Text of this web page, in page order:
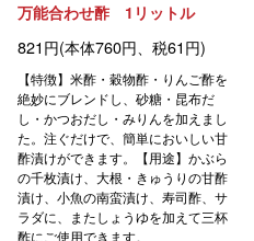
万能合わせ酢 1リットル
821円(本体760円、税61円)
【特徴】米酢・穀物酢・りんご酢を
絶妙にブレンドし、砂糖・昆布だ
し・かつおだし・みりんを加えまし
た。注ぐだけで、簡単においしい甘
酢漬けができます。【用途】かぶら
の千枚漬け、大根・きゅうりの甘酢
漬け、小魚の南蛮漬け、寿司酢、サ
ラダに、またしょうゆを加えて三杯
酢にご使用できます。